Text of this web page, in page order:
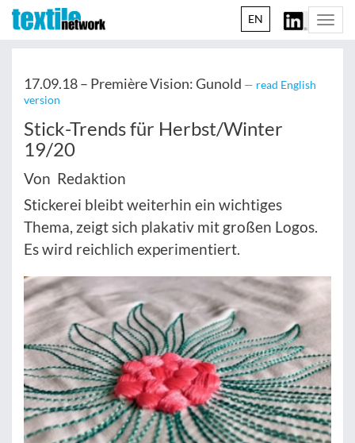
EN
17.09.18 – Première Vision: Gunold — read English
version
Stick-Trends für Herbst/Winter
19/20
Von Redaktion
Stickerei bleibt weiterhin ein wichtiges
Thema, zeigt sich plakativ mit großen Logos.
Es wird reichlich experimentiert.